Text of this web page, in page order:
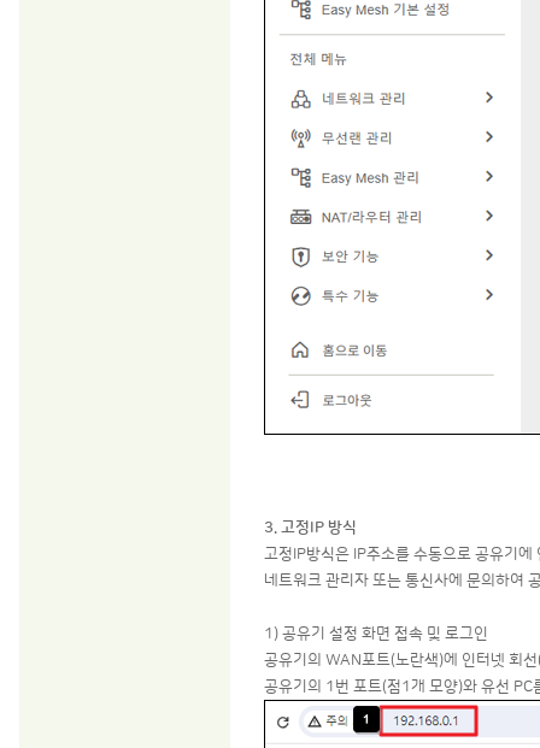
3. 고정IP 방식
고정IP방식은 IP주소를 수동으로 공유기
네트워크 관리자 또는 통신사에 문의하여
1) 공유기 설정 화면 접속 및 로그인
공유기의 WAN포트(노란색)에 인터넷 회
공유기의 1번 포트(점1개 모양)와 유선